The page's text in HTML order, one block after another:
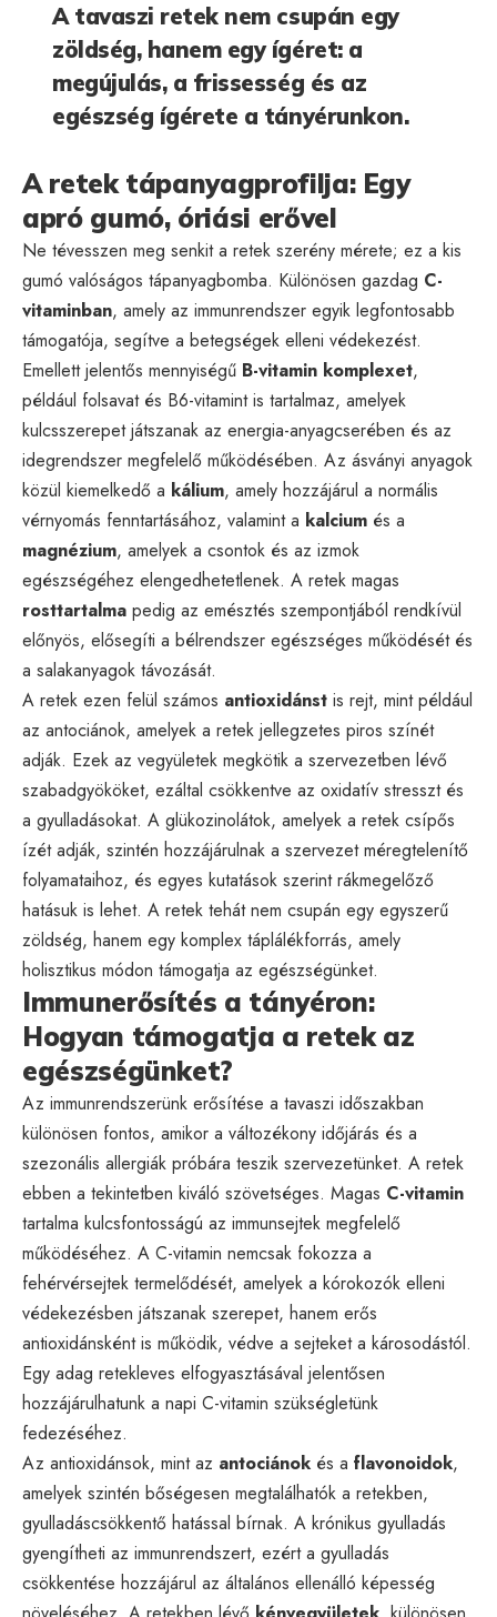
A tavaszi retek nem csupán egy
zöldség, hanem egy ígéret: a
megújulás, a frissesség és az
egészség ígérete a tányérunkon.
A retek tápanyagprofilja: Egy
apró gumó, óriási erővel
Ne tévesszen meg senkit a retek szerény mérete; ez a kis
gumó valóságos tápanyagbomba. Különösen gazdag C-
vitaminban, amely az immunrendszer egyik legfontosabb
támogatója, segítve a betegségek elleni védekezést.
Emellett jelentős mennyiségű B-vitamin komplexet,
például folsavat és B6-vitamint is tartalmaz, amelyek
kulcsszerepet játszanak az energia-anyagcserében és az
idegrendszer megfelelő működésében. Az ásványi anyagok
közül kiemelkedő a kálium, amely hozzájárul a normális
vérnyomás fenntartásához, valamint a kalcium és a
magnézium, amelyek a csontok és az izmok
egészségéhez elengedhetetlenek. A retek magas
rosttartalma pedig az emésztés szempontjából rendkívül
előnyös, elősegíti a bélrendszer egészséges működését és
a salakanyagok távozását.
A retek ezen felül számos antioxidánst is rejt, mint például
az antociánok, amelyek a retek jellegzetes piros színét
adják. Ezek az vegyületek megkötik a szervezetben lévő
szabadgyököket, ezáltal csökkentve az oxidatív stresszt és
a gyulladásokat. A glükozinolátok, amelyek a retek csípős
ízét adják, szintén hozzájárulnak a szervezet méregtelenítő
folyamataihoz, és egyes kutatások szerint rákmegelőző
hatásuk is lehet. A retek tehát nem csupán egy egyszerű
zöldség, hanem egy komplex táplálékforrás, amely
holisztikus módon támogatja az egészségünket.
Immunerősítés a tányéron:
Hogyan támogatja a retek az
egészségünket?
Az immunrendszerünk erősítése a tavaszi időszakban
különösen fontos, amikor a változékony időjárás és a
szezonális allergiák próbára teszik szervezetünket. A retek
ebben a tekintetben kiváló szövetséges. Magas C-vitamin
tartalma kulcsfontosságú az immunsejtek megfelelő
működéséhez. A C-vitamin nemcsak fokozza a
fehérvérsejtek termelődését, amelyek a kórokozók elleni
védekezésben játszanak szerepet, hanem erős
antioxidánsként is működik, védve a sejteket a károsodástól.
Egy adag retekleves elfogyasztásával jelentősen
hozzájárulhatunk a napi C-vitamin szükségletünk
fedezéséhez.
Az antioxidánsok, mint az antociánok és a flavonoidok,
amelyek szintén bőségesen megtalálhatók a retekben,
gyulladáscsökkentő hatással bírnak. A krónikus gyulladás
gyengítheti az immunrendszert, ezért a gyulladás
csökkentése hozzájárul az általános ellenálló képesség